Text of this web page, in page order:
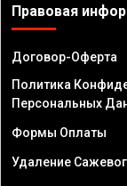
Правовая
Договор-Оферта
Политика
Персональных
Формы Оплаты
Удаление